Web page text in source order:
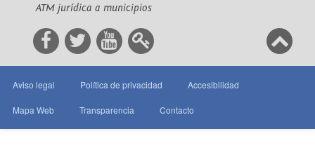
ATM jurídica a municipios
Aviso legal Política de privacidad Accesibilidad
Mapa Web Transparencia Contacto